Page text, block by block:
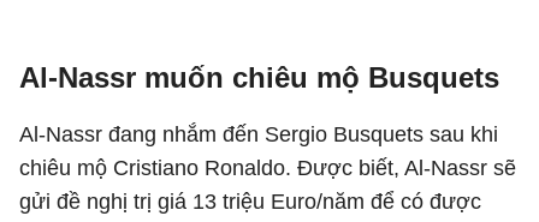
Al-Nassr muốn chiêu mộ Busquets
Al-Nassr đang nhắm đến Sergio Busquets sau khi
chiêu mộ Cristiano Ronaldo. Được biết, Al-Nassr sẽ
gửi đề nghị trị giá 13 triệu Euro/năm để có được